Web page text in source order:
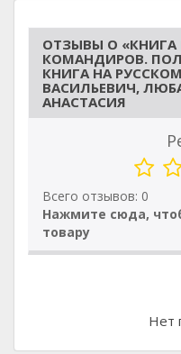
ОТЗЫВЫ О
КОМАНДИРОВ.
КНИГА НА
ВАСИЛЬЕВИЧ,
АНАСТАСИЯ
Всего отзывов: 0
Нажмите сюда,
товару
Нет